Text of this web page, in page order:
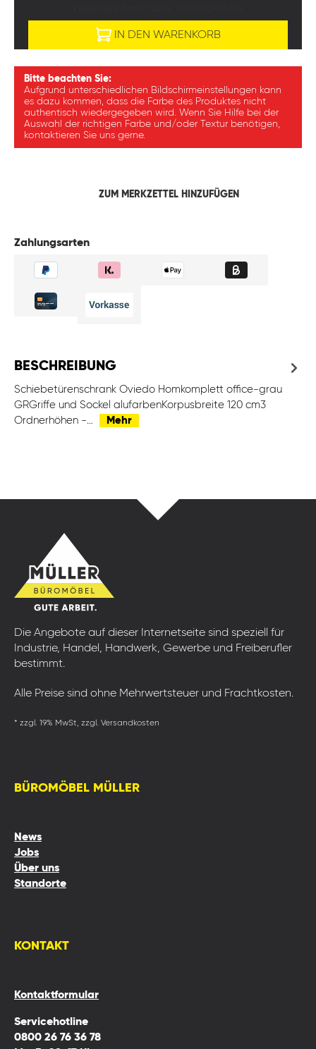
IN DEN WARENKORB
Bitte beachten Sie:
Aufgrund unterschiedlichen Bildschirmeinstellungen kann
es dazu kommen, dass die Farbe des Produktes nicht
authentisch wiedergegeben wird. Wenn Sie Hilfe bei der
Auswahl der richtigen Farbe und/oder Textur benötigen,
kontaktieren Sie uns gerne.
ZUM MERKZETTEL HINZUFÜGEN
Zahlungsarten
BESCHREIBUNG
Schiebetürenschrank Oviedo Homkomplett office-grau
GRGriffe und Sockel alufarbenKorpusbreite 120 cm3
Ordnerhöhen -…
Mehr
Die Angebote auf dieser Internetseite sind speziell für
Industrie, Handel, Handwerk, Gewerbe und Freiberufler
bestimmt.
Alle Preise sind ohne Mehrwertsteuer und Frachtkosten.
* zzgl. 19% MwSt, zzgl. Versandkosten
BÜROMÖBEL MÜLLER
News
Jobs
Über uns
Standorte
KONTAKT
Kontaktformular
Servicehotline
0800 26 76 36 78